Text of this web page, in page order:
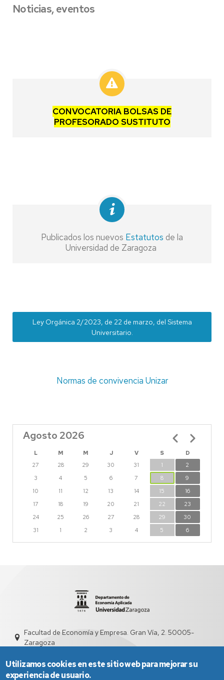
Noticias, eventos
CONVOCATORIA BOLSAS DE
PROFESORADO SUSTITUTO
Publicados los nuevos Estatutos de la
Universidad de Zaragoza
Ley Orgánica 2/2023, de 22 de marzo, del Sistema
Universitario.
Normas de convivencia Unizar
Agosto 2026
L M M J V S
D
27
28 29 30 31 1
2
3
4 5 6 7 8
9
10
11 12 13 14 15
16
17
18 19 20 21 22
23
24
25 26 27 28 29
30
31
1 2 3 4 5 6
Paginación
Facultad de Economía y Empresa. Gran Vía, 2. 50005-
Zaragoza
Utilizamos cookies en este sitio web para mejorar su
experiencia de usuario.